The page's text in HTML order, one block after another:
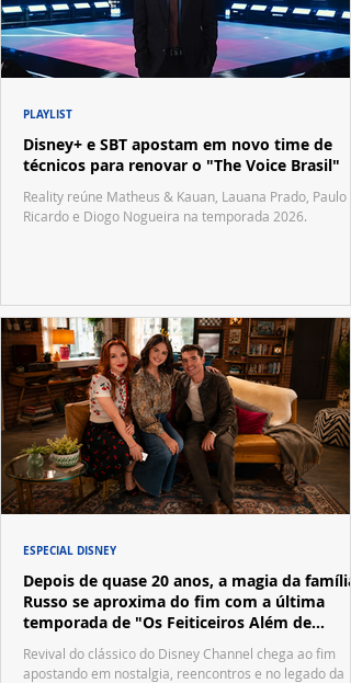
Disney+ e SBT apostam em novo time de
técnicos para renovar o "The Voice Brasil"
Reality reúne Matheus & Kauan, Lauana Prado, Paulo
Ricardo e Diogo Nogueira na temporada 2026.
PLAYLIST
Depois de quase 20 anos, a magia da família
Russo se aproxima do fim com a última
temporada de "Os Feiticeiros Além de
Waverly Place"
Revival do clássico do Disney Channel chega ao fim
apostando em nostalgia, reencontros e no legado da
ESPECIAL DISNEY